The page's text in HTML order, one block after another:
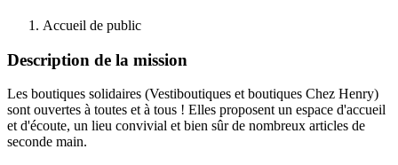
Accueil de public
Description de la mission
Les boutiques solidaires (Vestiboutiques et boutiques Chez Henry)
sont ouvertes à toutes et à tous ! Elles proposent un espace d'accueil
et d'écoute, un lieu convivial et bien sûr de nombreux articles de
seconde main.